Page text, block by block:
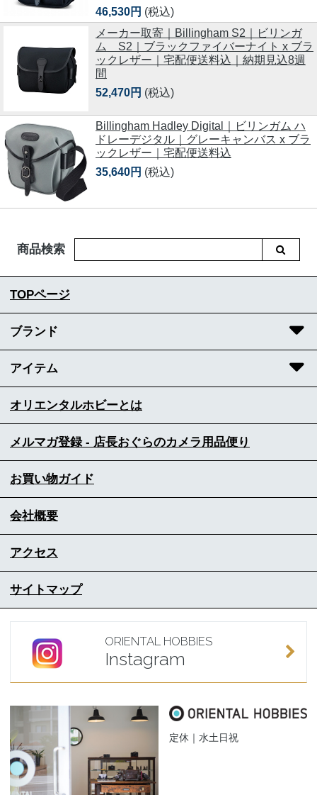
46,530円 (税込)
メーカー取寄｜Billingham S2｜ビリンガ
ム S2｜ブラックファイバーナイト x ブラ
ックレザー｜宅配便送料込｜納期見込8週
間
52,470円 (税込)
Billingham Hadley Digital｜ビリンガム ハ
ドレーデジタル｜グレーキャンバス x ブラ
ックレザー｜宅配便送料込
35,640円 (税込)
商品検索
TOPページ
ブランド
アイテム
オリエンタルホビーとは
メルマガ登録 - 店長おぐらのカメラ用品便り
お買い物ガイド
会社概要
アクセス
サイトマップ
ORIENTAL HOBBIES
Instagram
定休｜水土日祝